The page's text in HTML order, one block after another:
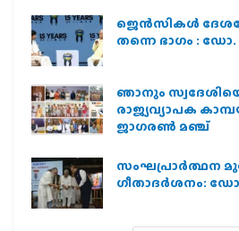
ജെന്‍സികള്‍
തന്നെ ഭാഗം :
ഞാനും
രാജ്യവ്യാപക
ജാഗരണ്‍ മഞ്ച്
സംഘപ്രാര്‍ത്ഥന
ഗീതാദര്‍ശനം: